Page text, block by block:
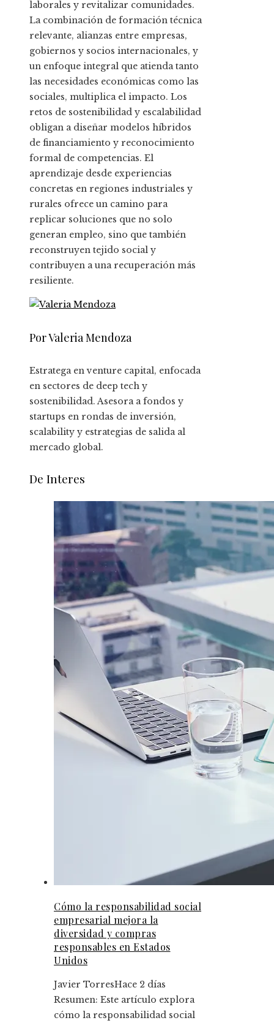
laborales y revitalizar comunidades.
La combinación de formación técnica
relevante, alianzas entre empresas,
gobiernos y socios internacionales, y
un enfoque integral que atienda tanto
las necesidades económicas como las
sociales, multiplica el impacto. Los
retos de sostenibilidad y escalabilidad
obligan a diseñar modelos híbridos
de financiamiento y reconocimiento
formal de competencias. El
aprendizaje desde experiencias
concretas en regiones industriales y
rurales ofrece un camino para
replicar soluciones que no solo
generan empleo, sino que también
reconstruyen tejido social y
contribuyen a una recuperación más
resiliente.
Por Valeria Mendoza
Estratega en venture capital, enfocada
en sectores de deep tech y
sostenibilidad. Asesora a fondos y
startups en rondas de inversión,
scalability y estrategias de salida al
mercado global.
De Interes
Cómo la responsabilidad social
empresarial mejora la
diversidad y compras
responsables en Estados
Unidos
Javier TorresHace 2 días
Resumen: Este artículo explora
cómo la responsabilidad social